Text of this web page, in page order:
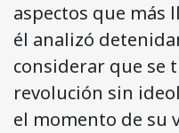
aspectos que más
él analizó
considerar que se
revolución sin
el momento de su